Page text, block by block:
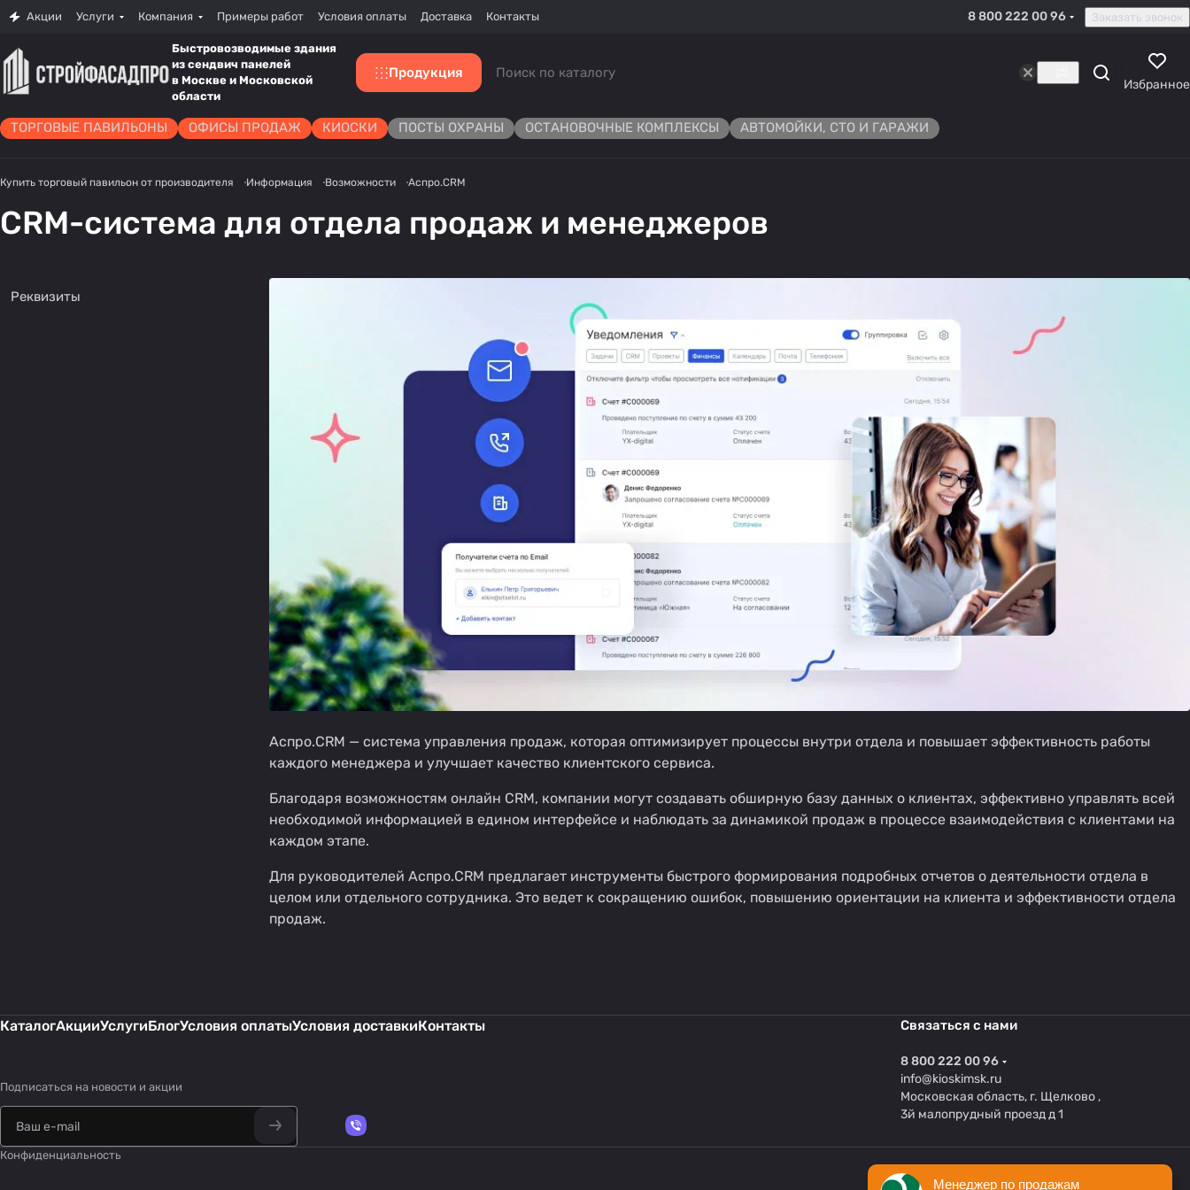
Акции Услуги Компания Примеры работ Условия оплаты Доставка Контакты 8 800 222 00 96 Заказать звонок
Быстровозводимые здания
из сендвич панелей
в Москве и Московской
области
Продукция
Избранное
ТОРГОВЫЕ ПАВИЛЬОНЫ ОФИСЫ ПРОДАЖ КИОСКИ ПОСТЫ ОХРАНЫ ОСТАНОВОЧНЫЕ КОМПЛЕКСЫ АВТОМОЙКИ, СТО И ГАРАЖИ
Купить торговый павильон от производителя Информация Возможности Аспро.CRM
CRM-система для отдела продаж и менеджеров
Аспро.CRM — система управления продаж, которая оптимизирует процессы внутри отдела и повышает эффективность работы
каждого менеджера и улучшает качество клиентского сервиса.
Благодаря возможностям онлайн CRM, компании могут создавать обширную базу данных о клиентах, эффективно управлять всей
необходимой информацией в едином интерфейсе и наблюдать за динамикой продаж в процессе взаимодействия с клиентами на
каждом этапе.
Для руководителей Аспро.CRM предлагает инструменты быстрого формирования подробных отчетов о деятельности отдела в
целом или отдельного сотрудника. Это ведет к сокращению ошибок, повышению ориентации на клиента и эффективности отдела
продаж.
Реквизиты
КаталогАкцииУслугиБлогУсловия оплатыУсловия доставкиКонтакты
Подписаться на новости и акции
Связаться с нами
8 800 222 00 96
info@kioskimsk.ru
Московская область, г. Щелково ,
3й малопрудный проезд д 1
Конфиденциальность
Менеджер по продажам